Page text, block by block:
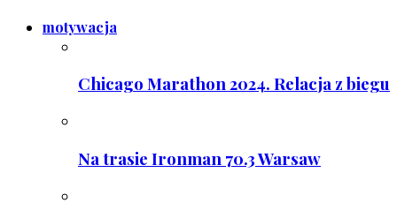
motywacja
Chicago Marathon 2024. Relacja z biegu
Na trasie Ironman 70.3 Warsaw